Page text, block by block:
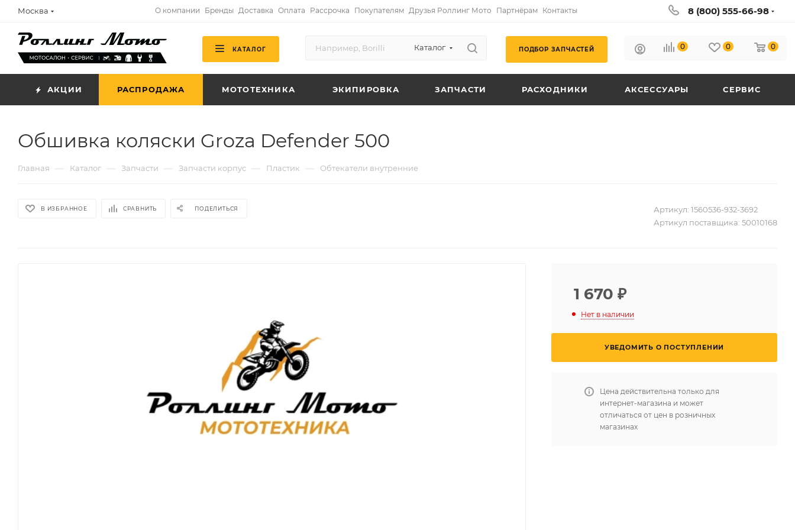
Москва О компании Бренды Доставка Оплата Рассрочка Покупателям Друзья Роллинг Мото Партнёрам Контакты 8 (800) 555-66-98
КАТАЛОГ Каталог ПОДБОР ЗАПЧАСТЕЙ 0 0 0
АКЦИИ РАСПРОДАЖА МОТОТЕХНИКА ЭКИПИРОВКА ЗАПЧАСТИ РАСХОДНИКИ АКСЕССУАРЫ СЕРВИС
Обшивка коляски Groza Defender 500
Главная — Каталог — Запчасти — Запчасти корпус — Пластик — Обтекатели внутренние
В ИЗБРАННОЕ СРАВНИТЬ ПОДЕЛИТЬСЯ Артикул: 1560536-932-3692
Артикул поставщика: 50010168
1 670 ₽
Нет в наличии
УВЕДОМИТЬ О ПОСТУПЛЕНИИ
Цена действительна только для
интернет-магазина и может
отличаться от цен в розничных
магазинах